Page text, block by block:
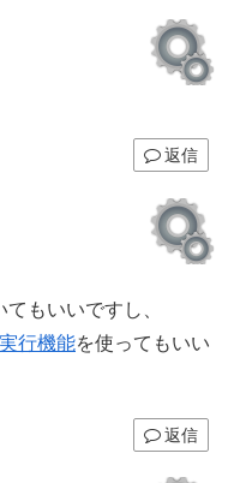
返信
もいいですし、
行機能を使ってもいい
返信